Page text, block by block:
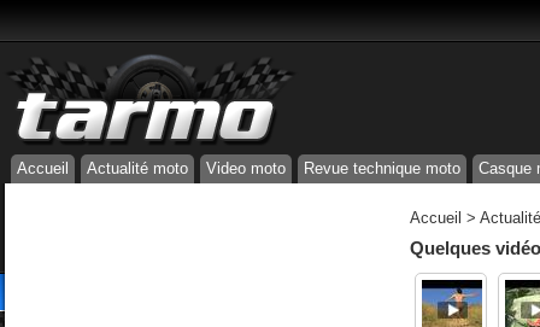
Accueil Actualité moto Video moto Revue technique moto Casque
Accueil >
Quelques